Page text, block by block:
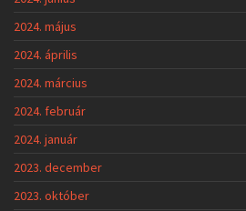
2024. május
2024. április
2024. március
2024. február
2024. január
2023. december
2023. október